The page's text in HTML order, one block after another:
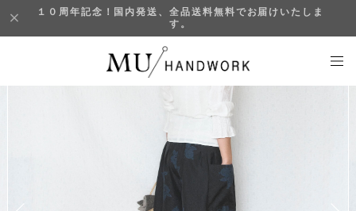
１０周年記念！国内発送、全品送料無料でお届けいたしま
す。